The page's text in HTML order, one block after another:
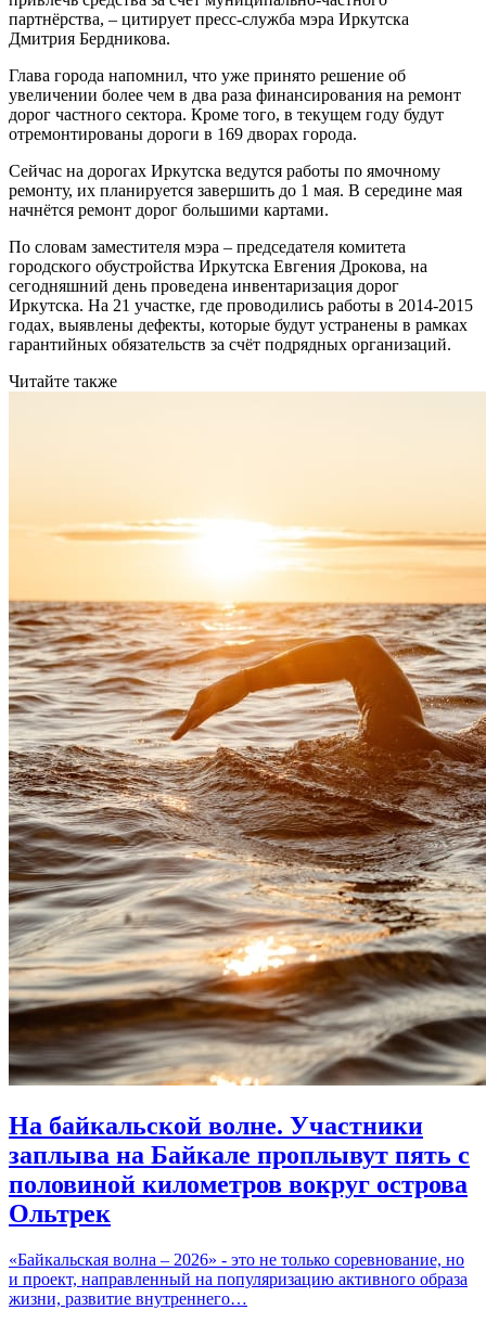
партнёрства, – цитирует пресс-служба мэра Иркутска
Дмитрия Бердникова.
Глава города напомнил, что уже принято решение об
увеличении более чем в два раза финансирования на ремонт
дорог частного сектора. Кроме того, в текущем году будут
отремонтированы дороги в 169 дворах города.
Сейчас на дорогах Иркутска ведутся работы по ямочному
ремонту, их планируется завершить до 1 мая. В середине мая
начнётся ремонт дорог большими картами.
По словам заместителя мэра – председателя комитета
городского обустройства Иркутска Евгения Дрокова, на
сегодняшний день проведена инвентаризация дорог
Иркутска. На 21 участке, где проводились работы в 2014-2015
годах, выявлены дефекты, которые будут устранены в рамках
гарантийных обязательств за счёт подрядных организаций.
Читайте также
На байкальской волне. Участники
заплыва на Байкале проплывут пять с
половиной километров вокруг острова
Ольтрек
«Байкальская волна – 2026» - это не только соревнование, но
и проект, направленный на популяризацию активного образа
жизни, развитие внутреннего…